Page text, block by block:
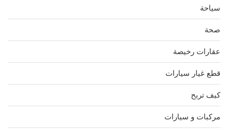
سياحة
صحة
عقارات رخيصة
قطع غيار سيارات
كيف تربح
مركبات و سيارات